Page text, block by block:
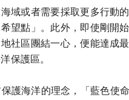
域或者需要採取更多行動
望點」。此外，即使剛開
社區團結一心，便能達成
保護區。
護海洋的理念，「藍色使